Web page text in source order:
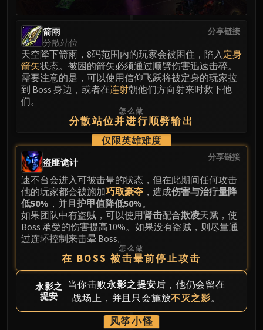
Primal Council
Kurog
Diurna
Raszageth
ICECROWN CITADEL
Lord Marrowgar
Lady Deathwhisper
Gunship Battle
Rotface
Professor Putricide
Blood Prince Council
Blood-Queen Lana'thel
Valithria Dreamwalker
Sindragosa
The Lich King
RUBY SANCTUM
TRIALS OF THE CRUSADER
分享链接
箭雨
分散站位
天空降下箭雨，8码范围内的玩家会被困住，陷入 定身
箭矢状态。被困的箭矢必须通过顺劈伤害迅速击碎。
需要注意的是，可以使用信仰飞跃将被定身的玩家拉
到 Boss 身边，或者在连射朝他们方向射来时救下他
们。
怎么做
分散站位并进行顺劈输出
仅限英雄难度
分享链接
盗匪诡计
速不台会进入可被击晕的状态，但在此期间任何攻击
他的玩家都会被施加巧取豪夺 ，造成伤害与治疗量降
低50% ，并且 护甲值降低50%。
如果团队中有盗贼，可以使用肾击配合欺凌天赋，使
Boss 承受的伤害提高10%。如果没有盗贼，则尽量通
过连环控制来击晕 Boss。
怎么做
在 BOSS 被击晕前停止攻击
永影之
提安
当你击败永影之提安后，他仍会留在
战场上，并且只会施放不灭之影。
风筝小怪